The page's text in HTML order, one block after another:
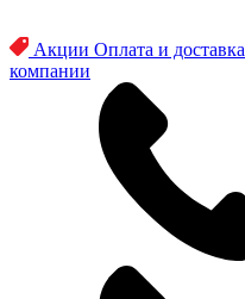
Акции Оплата и доставка
компании